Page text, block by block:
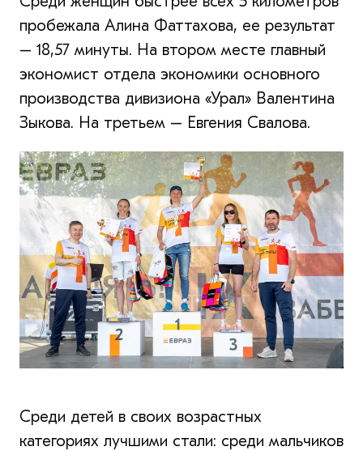
пробежала Алина Фаттахова, ее результат
– 18,57 минуты. На втором месте главный
экономист отдела экономики основного
производства дивизиона «Урал» Валентина
Зыкова. На третьем – Евгения Свалова.
Среди детей в своих возрастных
категориях лучшими стали: среди мальчиков